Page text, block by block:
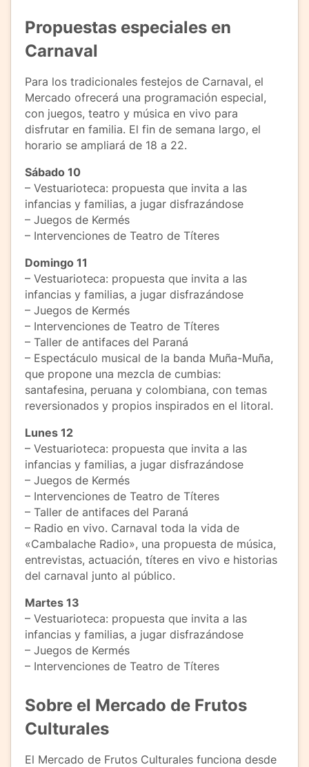
Propuestas especiales en
Carnaval
Para los tradicionales festejos de Carnaval, el
Mercado ofrecerá una programación especial,
con juegos, teatro y música en vivo para
disfrutar en familia. El fin de semana largo, el
horario se ampliará de 18 a 22.
Sábado 10
– Vestuarioteca: propuesta que invita a las
infancias y familias, a jugar disfrazándose
– Juegos de Kermés
– Intervenciones de Teatro de Títeres
Domingo 11
– Vestuarioteca: propuesta que invita a las
infancias y familias, a jugar disfrazándose
– Juegos de Kermés
– Intervenciones de Teatro de Títeres
– Taller de antifaces del Paraná
– Espectáculo musical de la banda Muña-Muña,
que propone una mezcla de cumbias:
santafesina, peruana y colombiana, con temas
reversionados y propios inspirados en el litoral.
Lunes 12
– Vestuarioteca: propuesta que invita a las
infancias y familias, a jugar disfrazándose
– Juegos de Kermés
– Intervenciones de Teatro de Títeres
– Taller de antifaces del Paraná
– Radio en vivo. Carnaval toda la vida de
«Cambalache Radio», una propuesta de música,
entrevistas, actuación, títeres en vivo e historias
del carnaval junto al público.
Martes 13
– Vestuarioteca: propuesta que invita a las
infancias y familias, a jugar disfrazándose
– Juegos de Kermés
– Intervenciones de Teatro de Títeres
Sobre el Mercado de Frutos
Culturales
El Mercado de Frutos Culturales funciona desde